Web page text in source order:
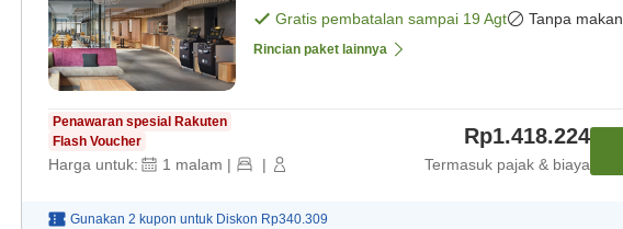
Gratis pembatalan sampai 19 Agt Tanpa makan
Rincian paket lainnya
Penawaran spesial Rakuten
Flash Voucher
Harga untuk: 1 malam | |
Rp1.418.224
Termasuk pajak & biaya
Gunakan 2 kupon untuk Diskon Rp340.309